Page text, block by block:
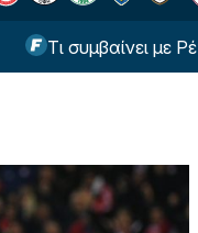
με Ρέτσο